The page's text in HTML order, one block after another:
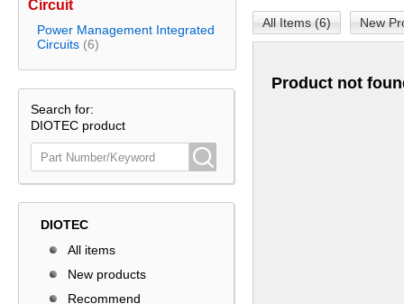
Circuit
Power Management Integrated
Circuits (6)
Search for:
DIOTEC product
DIOTEC
All items
New products
Recommend
All Items (6) New
Product not